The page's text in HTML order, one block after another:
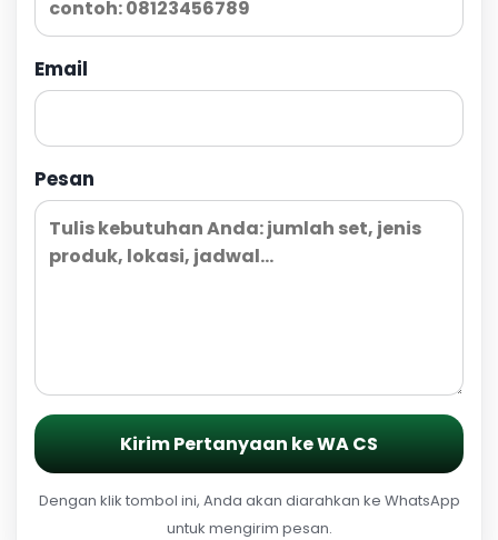
Email
Pesan
Kirim Pertanyaan ke WA CS
Dengan klik tombol ini, Anda akan diarahkan ke WhatsApp
untuk mengirim pesan.